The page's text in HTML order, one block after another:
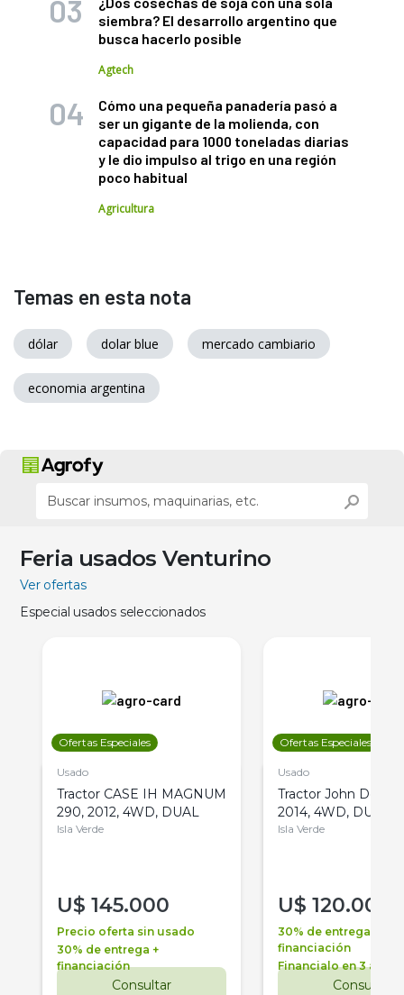
siembra? El desarrollo argentino que
busca hacerlo posible
Agtech
Cómo una pequeña panadería pasó a
ser un gigante de la molienda, con
capacidad para 1000 toneladas diarias
y le dio impulso al trigo en una región
poco habitual
Agricultura
Temas en esta nota
dólar dolar blue mercado cambiario
economia argentina
Feria usados Venturino
Ver ofertas
Especial usados seleccionados
Ofertas Especiales
Usado
Tractor CASE IH MAGNUM
290, 2012, 4WD, DUAL
Isla Verde
U$ 145.000
Precio oferta sin usado
30% de entrega +
financiación
Consultar
Ofertas Especiales
Usado
Tractor John Deere
2014, 4WD, DUAL
Isla Verde
U$ 120.000
30% de entrega +
financiación
Financialo en 3 años
Consultar